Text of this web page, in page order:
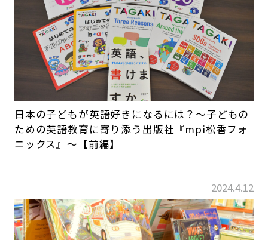
日本の子どもが英語好きになるには？～子どもの
ための英語教育に寄り添う出版社『mpi松香フォ
ニックス』～【前編】
2024.4.12